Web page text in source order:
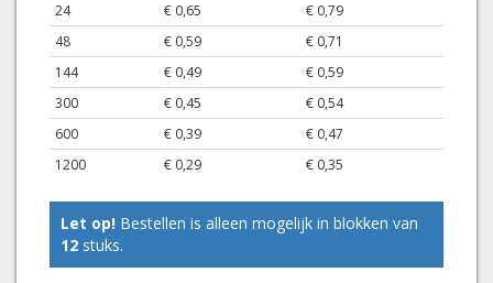
24
€ 0,65
€ 0,79
48
€ 0,59
€ 0,71
144
€ 0,49
€ 0,59
300
€ 0,45
€ 0,54
600
€ 0,39
€ 0,47
1200
€ 0,29 € 0,35
Let op! Bestellen is alleen mogelijk in blokken van
12 stuks.